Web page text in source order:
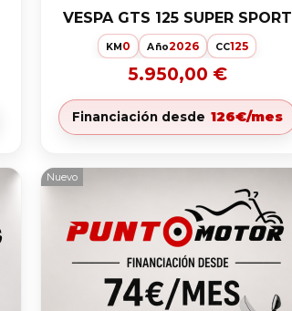
VESPA GTS 125 SUPER SPORT
KM0 Año2026 CC125
5.950,00 €
Financiación desde 126€/mes
Nuevo